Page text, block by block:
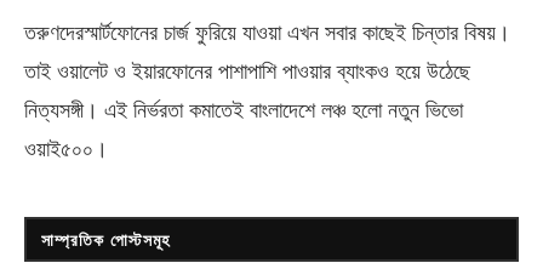
তরুণদেরস্মার্টফোনের চার্জ ফুরিয়ে যাওয়া এখন সবার কাছেই চিন্তার বিষয়।
তাই ওয়ালেট ও ইয়ারফোনের পাশাপাশি পাওয়ার ব্যাংকও হয়ে উঠেছে
নিত্যসঙ্গী। এই নির্ভরতা কমাতেই বাংলাদেশে লঞ্চ হলো নতুন ভিভো
ওয়াই৫০০ ।
সাম্প্রতিক পোস্টসমূহ